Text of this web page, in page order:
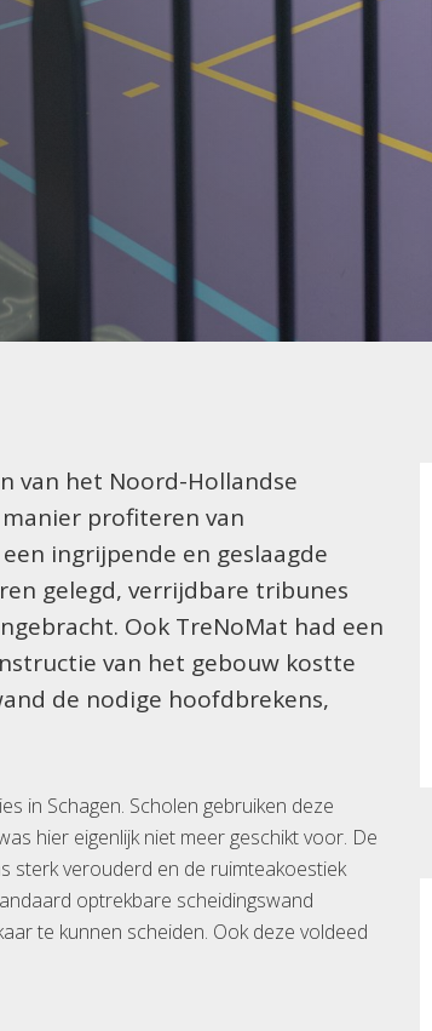
van het Noord-Hollandse
profiteren van
ingrijpende en geslaagde
gelegd, verrijdbare tribunes
Ook TreNoMat had een
van het gebouw kostte
de nodige hoofdbrekens,
in Schagen. Scholen gebruiken deze
hier eigenlijk niet meer geschikt voor. De
sterk verouderd en de ruimteakoestiek
optrekbare scheidingswand
te kunnen scheiden. Ook deze voldeed